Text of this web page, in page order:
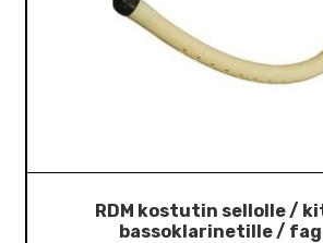
RDM kostutin sellolle /
bassoklarinetille /